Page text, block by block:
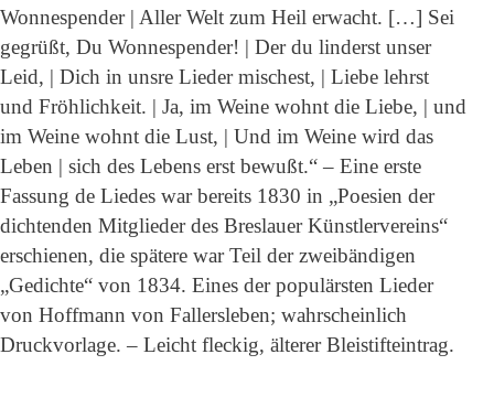
Wonnespender | Aller Welt zum Heil erwacht. […] Sei
gegrüßt, Du Wonnespender! | Der du linderst unser
Leid, | Dich in unsre Lieder mischest, | Liebe lehrst
und Fröhlichkeit. | Ja, im Weine wohnt die Liebe, | und
im Weine wohnt die Lust, | Und im Weine wird das
Leben | sich des Lebens erst bewußt.“ – Eine erste
Fassung de Liedes war bereits 1830 in „Poesien der
dichtenden Mitglieder des Breslauer Künstlervereins“
erschienen, die spätere war Teil der zweibändigen
„Gedichte“ von 1834. Eines der populärsten Lieder
von Hoffmann von Fallersleben; wahrscheinlich
Druckvorlage. – Leicht fleckig, älterer Bleistifteintrag.